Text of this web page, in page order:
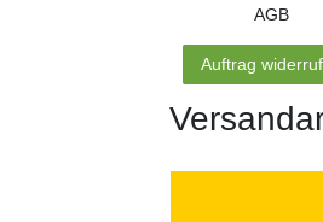
AGB
Auftrag